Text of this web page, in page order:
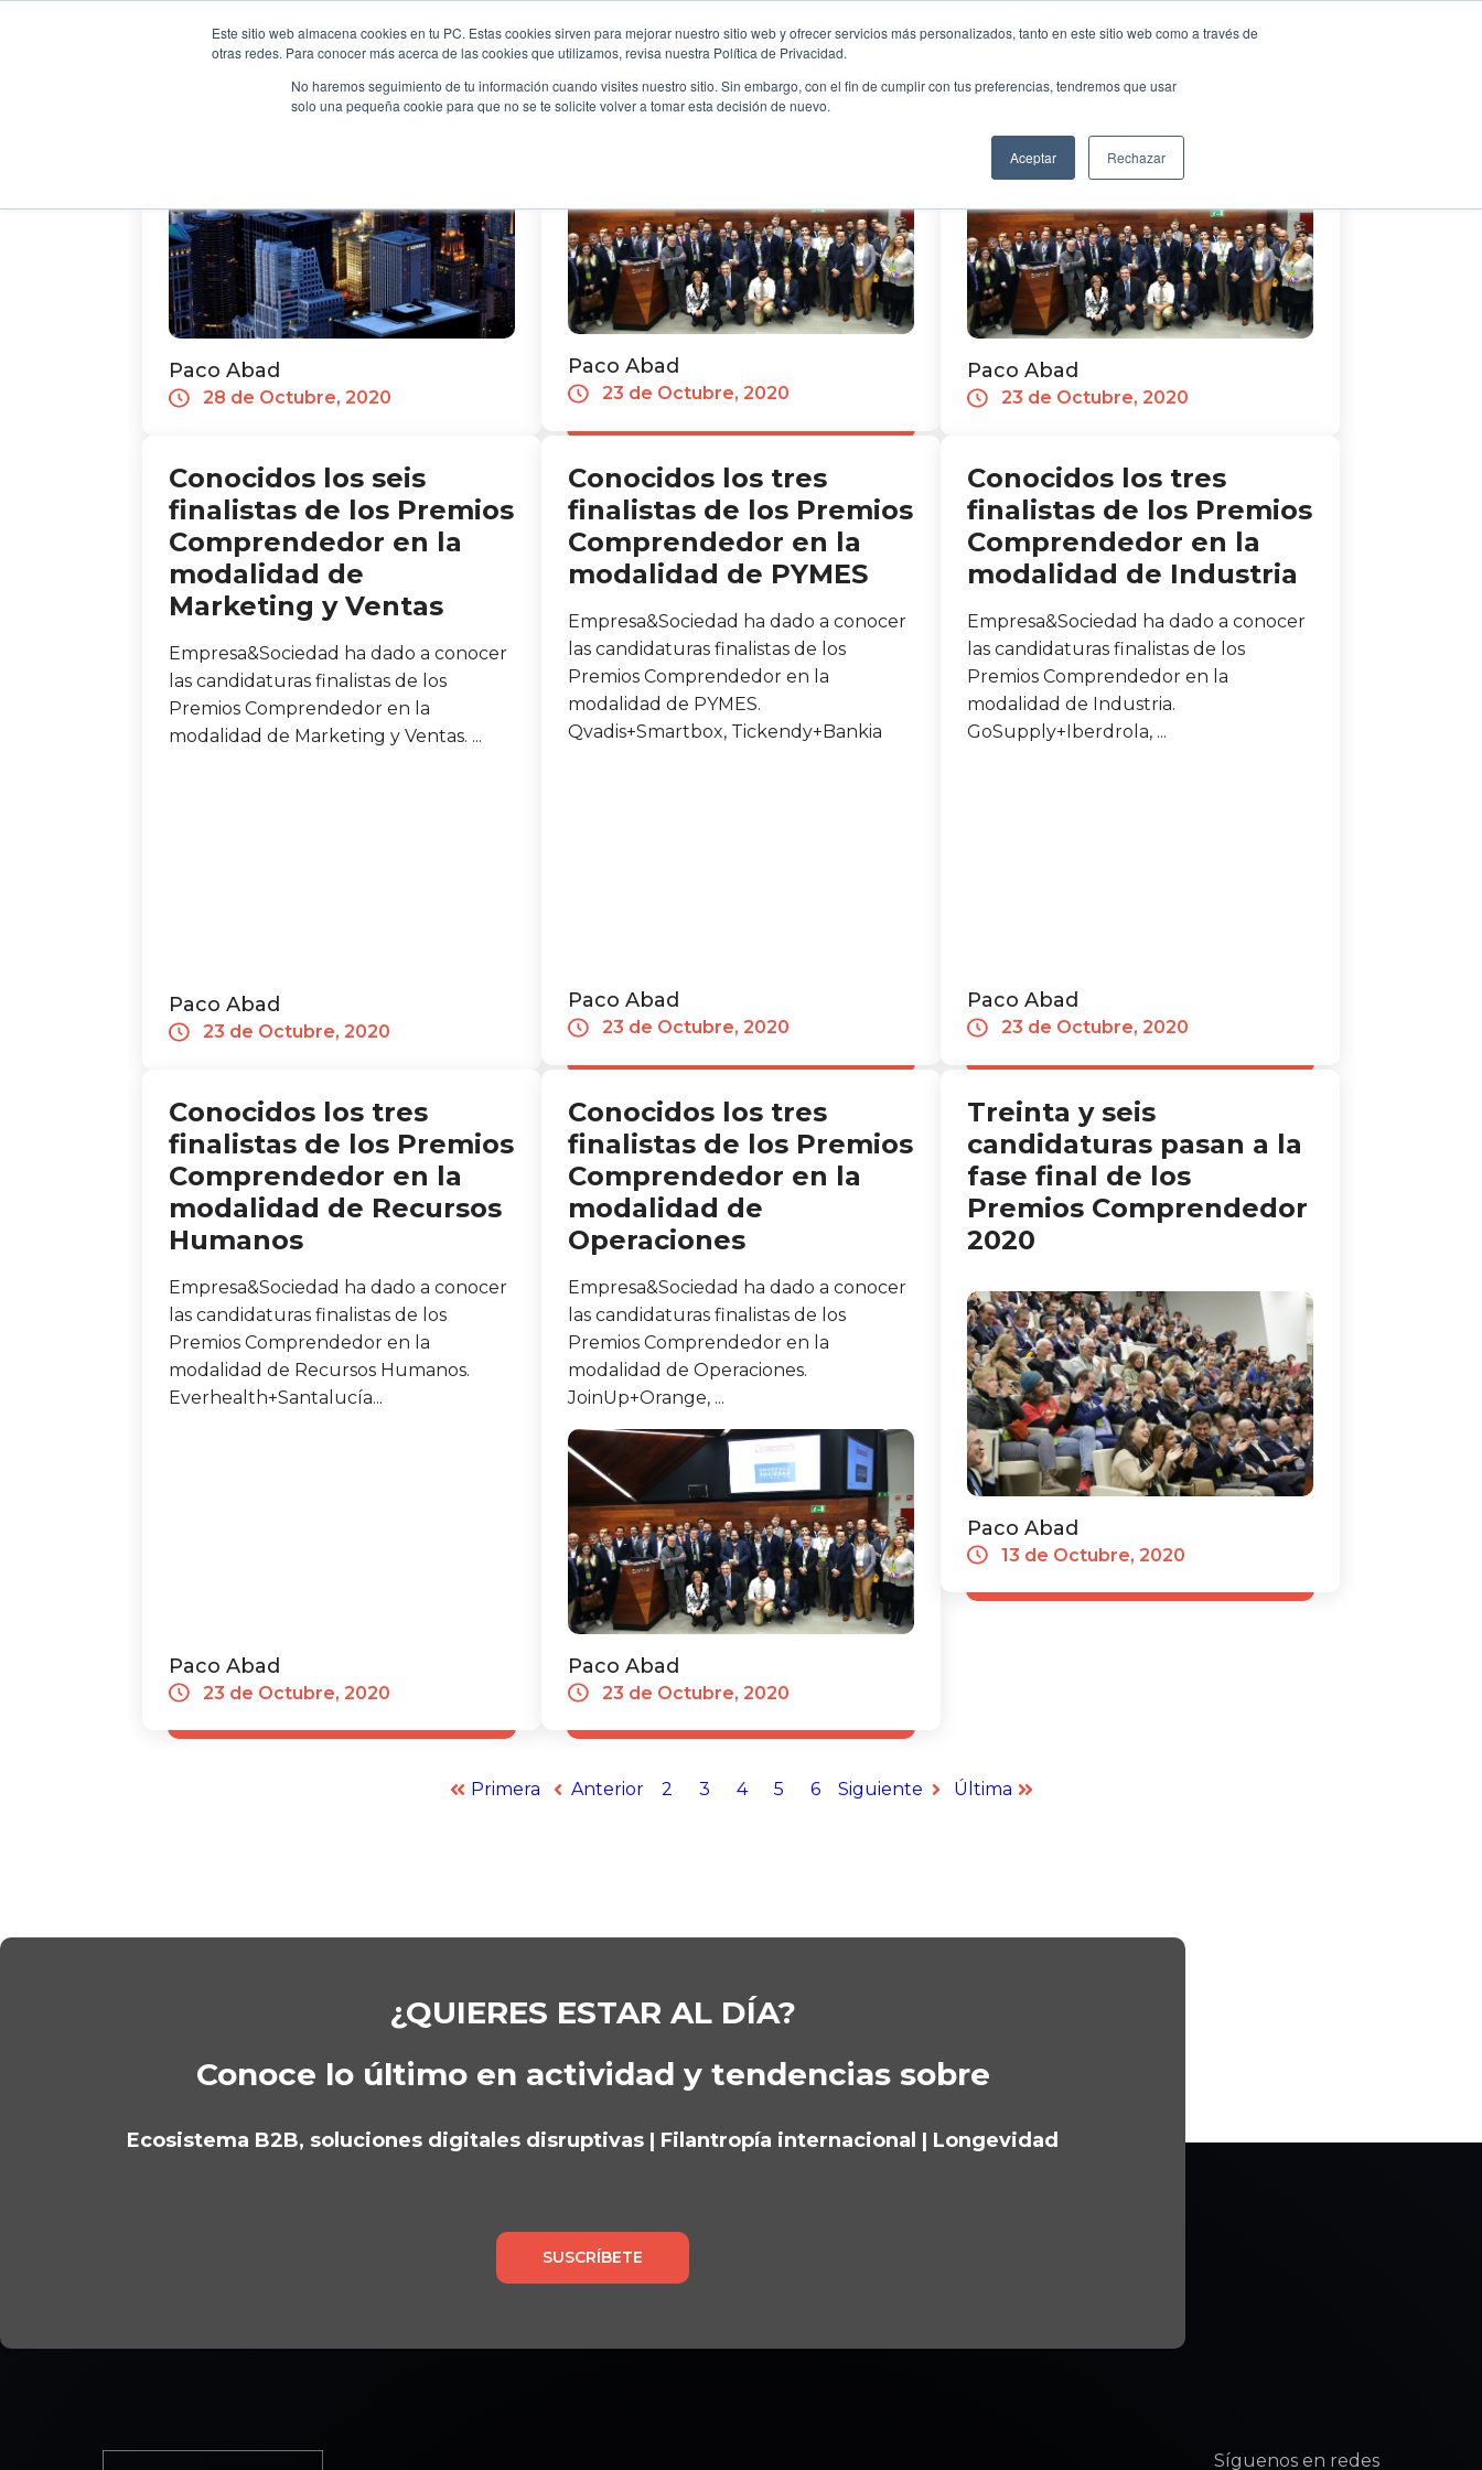
Este sitio web almacena cookies en tu PC. Estas cookies sirven para mejorar nuestro sitio web y ofrecer servicios más personalizados, tanto en este sitio web como a través de
otras redes. Para conocer más acerca de las cookies que utilizamos, revisa nuestra Política de Privacidad.
No haremos seguimiento de tu información cuando visites nuestro sitio. Sin embargo, con el fin de cumplir con tus preferencias, tendremos que usar
solo una pequeña cookie para que no se te solicite volver a tomar esta decisión de nuevo.
Aceptar Rechazar
Noticias deEmpresa y Sociedad
HOME B2B FILANTROPÍA LONGEVIDAD
las candidaturas finalistas de los
modalidad de Marketing y Ventas.
Paco Abad
28 de Octubre, 2020
Premios COMPRENDEDOR 2020 en
ser el CASO...
Paco Abad
23 de Octubre, 2020
las candidaturas finalistas de los
Paco Abad
23 de Octubre, 2020
Conocidos los seis
finalistas de los Premios
Comprendedor en la
modalidad de
Marketing y Ventas
Empresa&Sociedad ha dado a conocer
las candidaturas finalistas de los
Premios Comprendedor en la
modalidad de Marketing y Ventas. ...
Paco Abad
23 de Octubre, 2020
Conocidos los tres
finalistas de los Premios
Comprendedor en la
modalidad de PYMES
Empresa&Sociedad ha dado a conocer
las candidaturas finalistas de los
Premios Comprendedor en la
modalidad de PYMES.
Qvadis+Smartbox, Tickendy+Bankia
Paco Abad
23 de Octubre, 2020
Conocidos los tres
finalistas de los Premios
Comprendedor en la
modalidad de Industria
Empresa&Sociedad ha dado a conocer
las candidaturas finalistas de los
Premios Comprendedor en la
modalidad de Industria.
GoSupply+Iberdrola, ...
Paco Abad
23 de Octubre, 2020
Conocidos los tres
finalistas de los Premios
Comprendedor en la
modalidad de Recursos
Humanos
Empresa&Sociedad ha dado a conocer
las candidaturas finalistas de los
Premios Comprendedor en la
modalidad de Recursos Humanos.
Everhealth+Santalucía...
Paco Abad
23 de Octubre, 2020
Conocidos los tres
finalistas de los Premios
Comprendedor en la
modalidad de
Operaciones
Empresa&Sociedad ha dado a conocer
las candidaturas finalistas de los
Premios Comprendedor en la
modalidad de Operaciones.
JoinUp+Orange, ...
Paco Abad
23 de Octubre, 2020
Treinta y seis
candidaturas pasan a la
fase final de los
Premios Comprendedor
2020
Paco Abad
13 de Octubre, 2020
Primera Anterior 2 3 4 5 6 Siguiente Última
¿QUIERES ESTAR AL DÍA?
Conoce lo último en actividad y tendencias sobre
Ecosistema B2B, soluciones digitales disruptivas | Filantropía internacional | Longevidad
SUSCRÍBETE
Síguenos en redes